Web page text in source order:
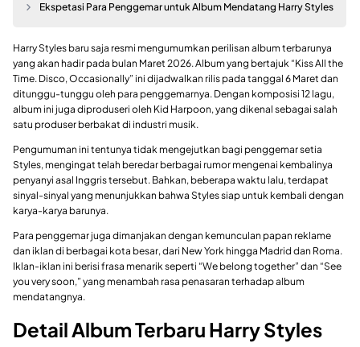
Ekspetasi Para Penggemar untuk Album Mendatang Harry Styles
Harry Styles baru saja resmi mengumumkan perilisan album terbarunya
yang akan hadir pada bulan Maret 2026. Album yang bertajuk “Kiss All the
Time. Disco, Occasionally” ini dijadwalkan rilis pada tanggal 6 Maret dan
ditunggu-tunggu oleh para penggemarnya. Dengan komposisi 12 lagu,
album ini juga diproduseri oleh Kid Harpoon, yang dikenal sebagai salah
satu produser berbakat di industri musik.
Pengumuman ini tentunya tidak mengejutkan bagi penggemar setia
Styles, mengingat telah beredar berbagai rumor mengenai kembalinya
penyanyi asal Inggris tersebut. Bahkan, beberapa waktu lalu, terdapat
sinyal-sinyal yang menunjukkan bahwa Styles siap untuk kembali dengan
karya-karya barunya.
Para penggemar juga dimanjakan dengan kemunculan papan reklame
dan iklan di berbagai kota besar, dari New York hingga Madrid dan Roma.
Iklan-iklan ini berisi frasa menarik seperti “We belong together” dan “See
you very soon,” yang menambah rasa penasaran terhadap album
mendatangnya.
Detail Album Terbaru Harry Styles